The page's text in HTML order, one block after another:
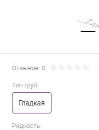
Отзывов: 0
Тип труб:
Гладкая
Рядность: